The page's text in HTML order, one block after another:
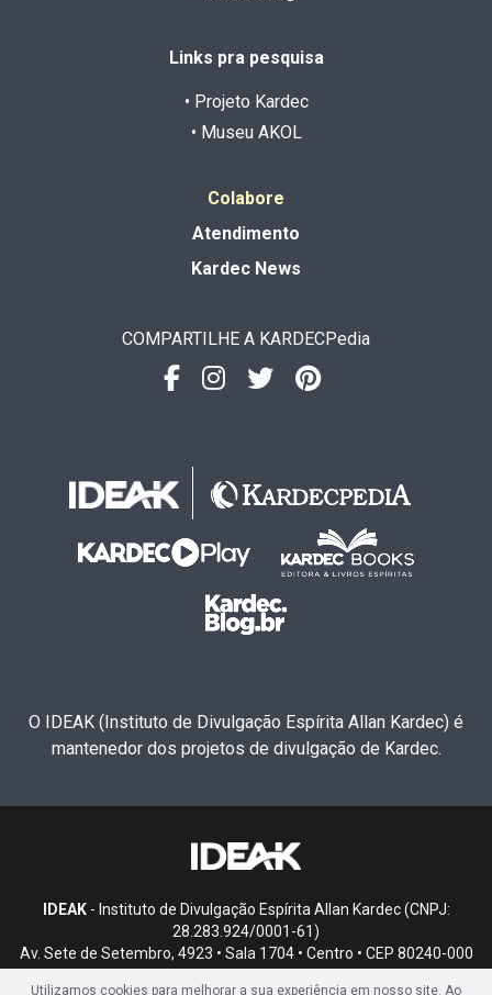
Links pra pesquisa
• Projeto Kardec
• Museu AKOL
Colabore
Atendimento
Kardec News
COMPARTILHE A KARDECPedia
O IDEAK (Instituto de Divulgação Espírita Allan Kardec) é
mantenedor dos projetos de divulgação de Kardec.
IDEAK- Instituto de Divulgação Espírita Allan Kardec (CNPJ:
28.283.924/0001-61)
Av. Sete de Setembro, 4923 • Sala 1704 • Centro • CEP 80240-000
Utilizamos cookies para melhorar a sua experiência em nosso site. Ao